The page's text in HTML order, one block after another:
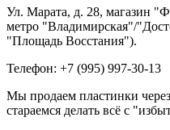
Ул. Марата, д. 28, магазин
метро "Владимирская"/
"Площадь Восстания").
Телефон: +7 (995) 997-30-13
Мы продаем пластинки
стараемся делать всё с